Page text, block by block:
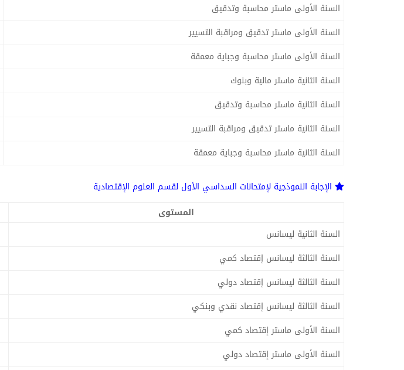
السنة الأولى ماستر محاسبة وتدقيق
السنة الأولى ماستر تدقيق ومراقبة التسيير
السنة الأولى ماستر محاسبة وجباية معمقة
السنة الثانية ماستر مالية وبنوك
السنة الثانية ماستر محاسبة وتدقيق
السنة الثانية ماستر تدقيق ومراقبة التسيير
السنة الثانية ماستر محاسبة وجباية معمقة
الإجابة النموذجية لإمتحانات السداسي الأول لقسم العلوم الإقتصادية
المستوى
السنة الثانية ليسانس
السنة الثالثة ليسانس إقتصاد كمي
السنة الثالثة ليسانس إقتصاد دولي
السنة الثالثة ليسانس إقتصاد نقدي وبنكي
السنة الأولى ماستر إقتصاد كمي
السنة الأولى ماستر إقتصاد دولي